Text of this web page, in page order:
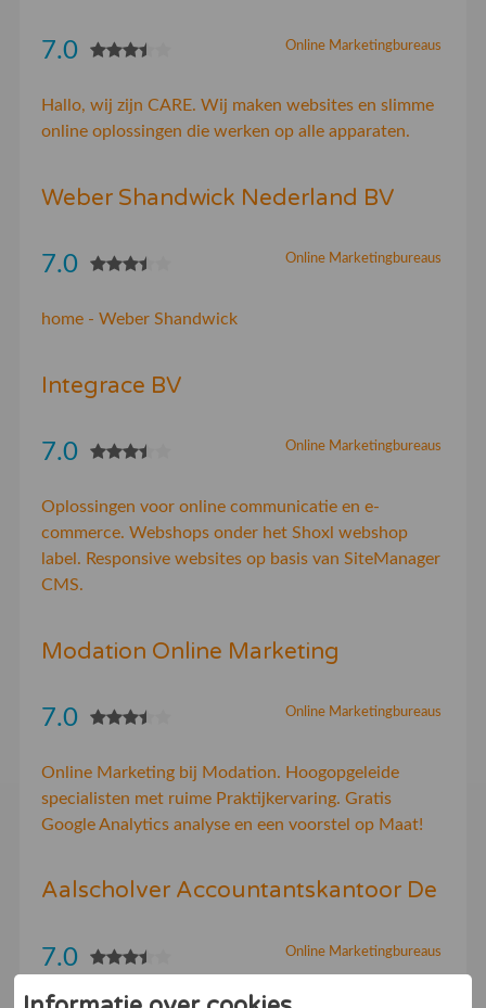
Online Marketingbureaus
7.0
Hallo, wij zijn CARE. Wij maken websites en slimme
online oplossingen die werken op alle apparaten.
Weber Shandwick Nederland BV
Online Marketingbureaus
7.0
home - Weber Shandwick
Integrace BV
Online Marketingbureaus
7.0
Oplossingen voor online communicatie en e-
commerce. Webshops onder het Shoxl webshop
label. Responsive websites op basis van SiteManager
CMS.
Modation Online Marketing
Online Marketingbureaus
7.0
Online Marketing bij Modation. Hoogopgeleide
specialisten met ruime Praktijkervaring. Gratis
Google Analytics analyse en een voorstel op Maat!
Aalscholver Accountantskantoor De
Online Marketingbureaus
7.0